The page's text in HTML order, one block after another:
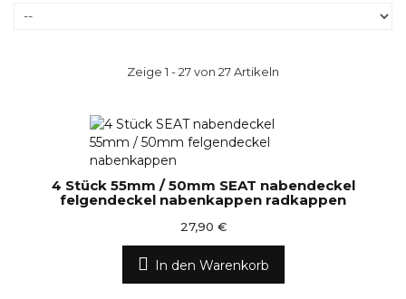
Zeige 1 - 27 von 27 Artikeln
4 Stück 55mm / 50mm SEAT nabendeckel
felgendeckel nabenkappen radkappen
27,90 €
In den Warenkorb